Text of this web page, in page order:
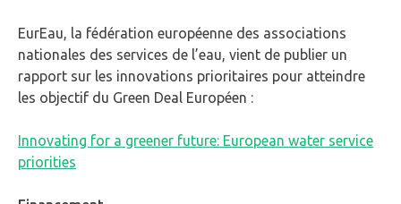
EurEau, la fédération européenne des associations
nationales des services de l’eau, vient de publier un
rapport sur les innovations prioritaires pour atteindre
les objectif du Green Deal Européen :
Innovating for a greener future: European water service
priorities